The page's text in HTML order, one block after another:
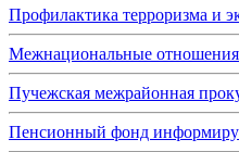
Профилактика терроризма и
Межнациональные отношения
Пучежская межрайонная
Пенсионный фонд